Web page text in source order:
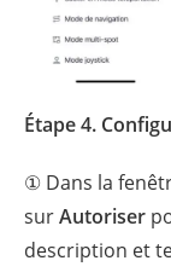
Étape 4.
① Dans la
surAutoriser
description et